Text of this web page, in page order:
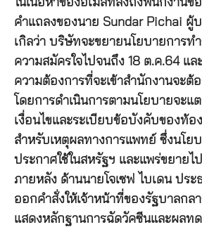
ในเนื้อหาของอีเมลที่ส่งถึงพนักงานข
คำแถลงของนาย Sundar Pichai ผู้
เกิลว่า บริษัทจะขยายนโยบายการท
ความสมัครใจไปจนถึง 18 ต.ค.64 แ
ความต้องการที่จะเข้าสำนักงานจะต้
โดยการดำเนินการตามนโยบายจะแ
เงื่อนไขและระเบียบข้อบังคับของท้อ
สำหรับเหตุผลทางการแพทย์ ซึ่งนโย
ประกาศใช้ในสหรัฐฯ และแพร่ขยาย
ภายหลัง ด้านนายโจเซฟ ไบเดน ปร
ออกคำสั่งให้เจ้าหน้าที่ของรัฐบาลกล
แสดงหลักฐานการฉัดวัคซีนและผลท